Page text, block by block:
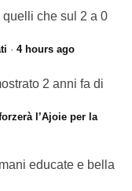
che sul 2 a 0
· 4 hours ago
2 anni fa di
l’Ajoie per la
educate e bella